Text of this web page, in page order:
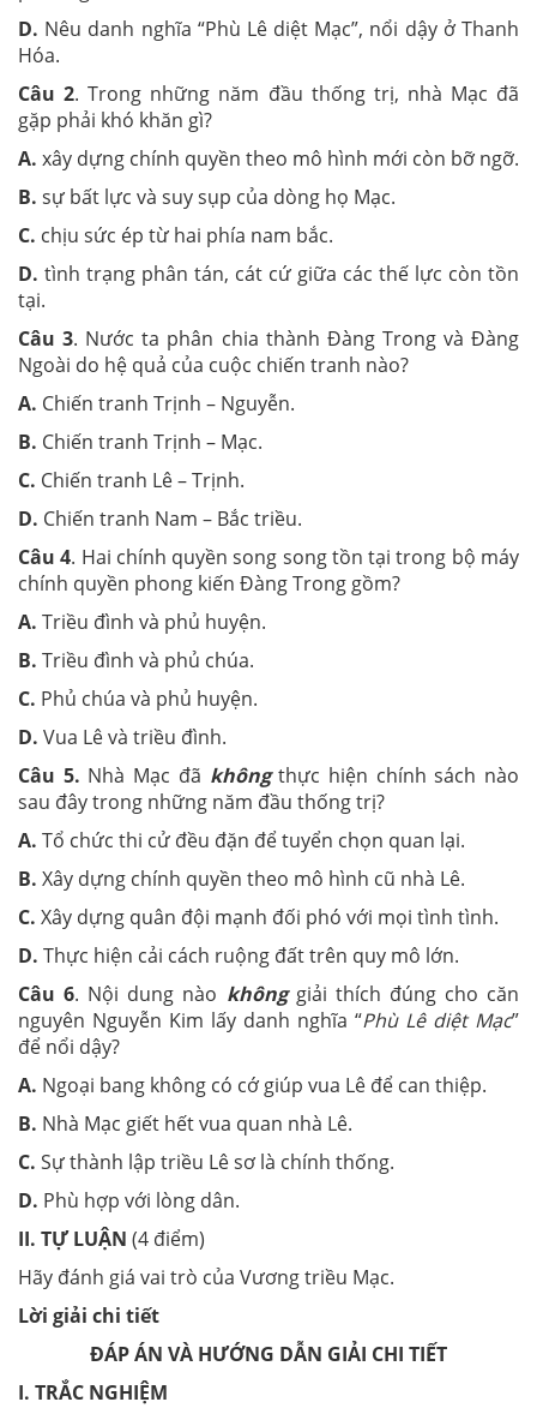
D. Nêu danh nghĩa “Phù Lê diệt Mạc”, nổi dậy ở Thanh
Hóa.
Câu 2. Trong những năm đầu thống trị, nhà Mạc đã
gặp phải khó khăn gì?
A. xây dựng chính quyền theo mô hình mới còn bỡ ngỡ.
B. sự bất lực và suy sụp của dòng họ Mạc.
C. chịu sức ép từ hai phía nam bắc.
D. tình trạng phân tán, cát cứ giữa các thế lực còn tồn
tại.
Câu 3. Nước ta phân chia thành Đàng Trong và Đàng
Ngoài do hệ quả của cuộc chiến tranh nào?
A. Chiến tranh Trịnh – Nguyễn.
B. Chiến tranh Trịnh – Mạc.
C. Chiến tranh Lê – Trịnh.
D. Chiến tranh Nam – Bắc triều.
Câu4. Hai chính quyền song song tồn tại trong bộ máy
chính quyền phong kiến Đàng Trong gồm?
A. Triều đình và phủ huyện.
B. Triều đình và phủ chúa.
C. Phủ chúa và phủ huyện.
D. Vua Lê và triều đình.
Câu 5. Nhà Mạc đã khôngthực hiện chính sách nào
sau đây trong những năm đầu thống trị?
A. Tổ chức thi cử đều đặn để tuyển chọn quan lại.
B. Xây dựng chính quyền theo mô hình cũ nhà Lê.
C. Xây dựng quân đội mạnh đối phó với mọi tình tình.
D. Thực hiện cải cách ruộng đất trên quy mô lớn.
Câu6. Nội dung nào khônggiải thích đúng cho căn
nguyên Nguyễn Kim lấy danh nghĩa “Phù Lê diệt Mạc”
để nổi dậy?
A. Ngoại bang không có cớ giúp vua Lê để can thiệp.
B. Nhà Mạc giết hết vua quan nhà Lê.
C. Sự thành lập triều Lê sơ là chính thống.
D. Phù hợp với lòng dân.
II. TỰ LUẬN (4 điểm)
Hãy đánh giá vai trò của Vương triều Mạc.
Lời giải chi tiết
ĐÁP ÁN VÀ HƯỚNG DẪN GIẢI CHI TIẾT
I. TRẮC NGHIỆM